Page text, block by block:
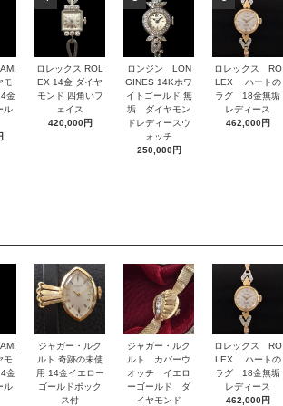
モ
金
ル
ロレックス ROL
EX 14金 ダイヤ
モンド 四角いフ
ェイス
420,000円
ロンジン LON
GINES 14Kホワ
イトゴールド 無
垢 ダイヤモン
ドレディースウ
ォッチ
250,000円
ロレックス RO
LEX ハートの
ラグ 18金無垢
レディース
462,000円
モ
金
ル
ジャガー・ルク
ルト 奇跡の未使
用 14金イエロー
ゴールドボック
ス付
ジャガー・ルク
ルト カバーウ
オッチ イエロ
ーゴールド ダ
イヤモンド
ロレックス RO
LEX ハートの
ラグ 18金無垢
レディース
462,000円